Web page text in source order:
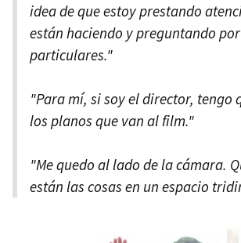
idea de que estoy prestando
están haciendo y preguntando
particulares."
"Para mí, si soy el director, tengo
los planos que van al film."
"Me quedo al lado de la cámara.
están las cosas en un espacio